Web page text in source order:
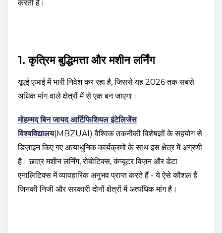
करती हैं।
1. कृत्रिम बुद्धिमत्ता और मशीन लर्निंग
यूएई एआई में भारी निवेश कर रहा है, जिससे यह 2026 तक सबसे
अधिक मांग वाले क्षेत्रों में से एक बन जाएगा।
मोहम्मद बिन जायद आर्टिफिशियल इंटेलिजेंस
विश्वविद्यालय(MBZUAI) वैश्विक तकनीकी विशेषज्ञों के सहयोग से
डिज़ाइन किए गए अत्याधुनिक कार्यक्रमों के साथ इस क्षेत्र में अग्रणी
है। छात्र मशीन लर्निंग, रोबोटिक्स, कंप्यूटर विज़न और डेटा
एनालिटिक्स में व्यावहारिक अनुभव प्राप्त करते हैं - ये ऐसे कौशल हैं
जिनकी निजी और सरकारी दोनों क्षेत्रों में अत्यधिक मांग है।